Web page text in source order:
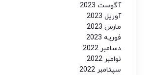
آگوست 2023
آوریل 2023
مارس 2023
فوریه 2023
دسامبر 2022
نوامبر 2022
سپتامبر 2022